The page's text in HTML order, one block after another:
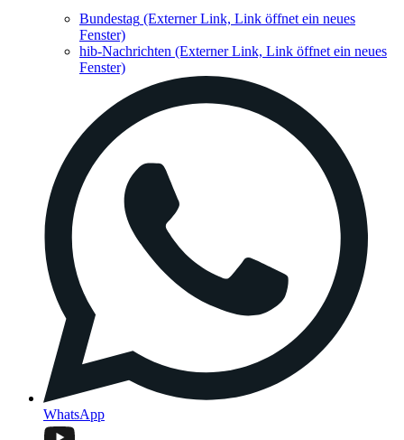
Bundestag (Externer Link, Link öffnet ein neues
Fenster)
hib-Nachrichten (Externer Link, Link öffnet ein neues
Fenster)
WhatsApp